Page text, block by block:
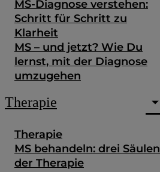
MS-Diagnose verstehen:
Schritt für Schritt zu
Klarheit
MS – und jetzt? Wie Du
lernst, mit der Diagnose
umzugehen
Therapie
Therapie
MS behandeln: drei Säulen
der Therapie